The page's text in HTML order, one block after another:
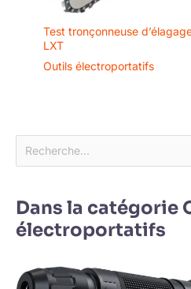
Test tronçonneuse
LXT
Outils électroportatifs
Dans la catégorie
électroportatifs